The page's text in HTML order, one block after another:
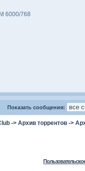
6000/768
Показать сообщения:
-> Архив торрентов->